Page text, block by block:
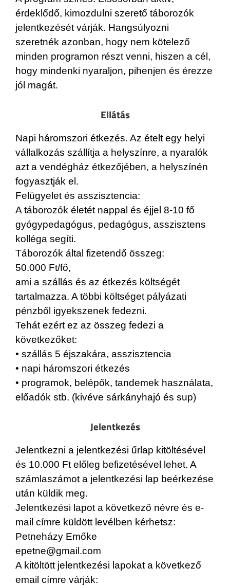
érdeklődő, kimozdulni szerető táborozók
jelentkezését várják. Hangsúlyozni
szeretnék azonban, hogy nem kötelező
minden programon részt venni, hiszen a cél,
hogy mindenki nyaraljon, pihenjen és érezze
jól magát.
Ellátás
Napi háromszori étkezés. Az ételt egy helyi
vállalkozás szállítja a helyszínre, a nyaralók
azt a vendégház étkezőjében, a helyszínén
fogyasztják el.
Felügyelet és asszisztencia:
A táborozók életét nappal és éjjel 8-10 fő
gyógypedagógus, pedagógus, asszisztens
kolléga segíti.
Táborozók által fizetendő összeg:
50.000 Ft/fő,
ami a szállás és az étkezés költségét
tartalmazza. A többi költséget pályázati
pénzből igyekszenek fedezni.
Tehát ezért ez az összeg fedezi a
következőket:
• szállás 5 éjszakára, asszisztencia
• napi háromszori étkezés
• programok, belépők, tandemek használata,
előadók stb. (kivéve sárkányhajó és sup)
Jelentkezés
Jelentkezni a jelentkezési űrlap kitöltésével
és 10.000 Ft előleg befizetésével lehet. A
számlaszámot a jelentkezési lap beérkezése
után küldik meg.
Jelentkezési lapot a következő névre és e-
mail címre küldött levélben kérhetsz:
Petneházy Emőke
epetne@gmail.com
A kitöltött jelentkezési lapokat a következő
email címre várják: